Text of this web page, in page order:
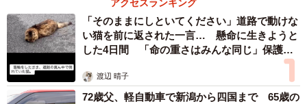
立てて描く「ネコに変身イラスト」が人気！京
都の画家・キムラトモミさん
西松 宏
2025.06.15
福岡市中心部で道路陥没 縦４m横２mの穴
高島市長「博多駅前の道路陥没事故での教訓と
経験を活かし、迅速かつ確実に安全確保と交通